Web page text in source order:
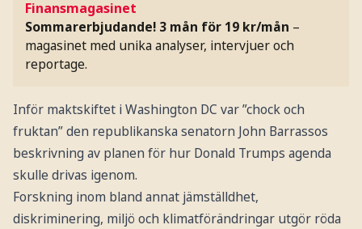
Finansmagasinet
Sommarerbjudande! 3 mån för 19 kr/mån –
magasinet med unika analyser, intervjuer och
reportage.
Inför maktskiftet i Washington DC var ”chock och
fruktan” den republikanska senatorn John Barrassos
beskrivning av planen för hur Donald Trumps agenda
skulle drivas igenom.
Forskning inom bland annat jämställdhet,
diskriminering, miljö och klimatförändringar utgör röda